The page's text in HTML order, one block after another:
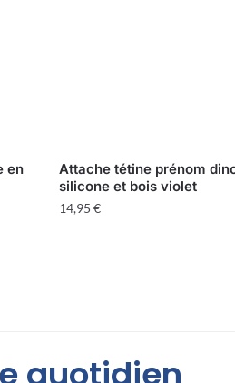
en
Attache tétine prénom
silicone et bois violet
14,95€